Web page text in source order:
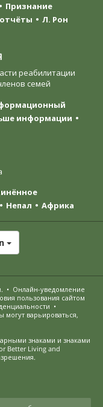
Признание
Л. Рон
реабилитации
семей
информации
Непал Африка
• Онлайн-уведомление
пользования сайтом
•
варьироваться,
знаками и знаками
Better Living and